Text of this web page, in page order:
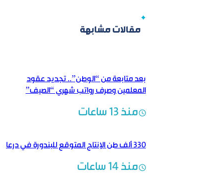
مقالات مشابهة
بعد متابعة من “الوطن”.. تجديد عقود
المعلمين وصرف رواتب شهري “الصيف”
منذ 13 ساعات
330 ألف طن الإنتاج المتوقع للبندورة في درعا
منذ 14 ساعات